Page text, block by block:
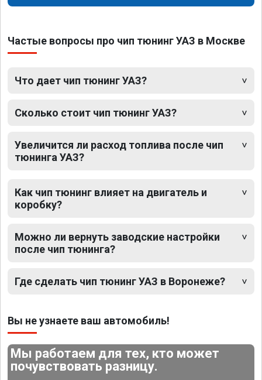
Частые вопросы про чип тюнинг УАЗ в Москве
Что дает чип тюнинг УАЗ?
Сколько стоит чип тюнинг УАЗ?
Увеличится ли расход топлива после чип
тюнинга УАЗ?
Как чип тюнинг влияет на двигатель и
коробку?
Можно ли вернуть заводские настройки
после чип тюнинга?
Где сделать чип тюнинг УАЗ в Воронеже?
Вы не узнаете ваш автомобиль!
Мы работаем для тех, кто может
почувствовать разницу.